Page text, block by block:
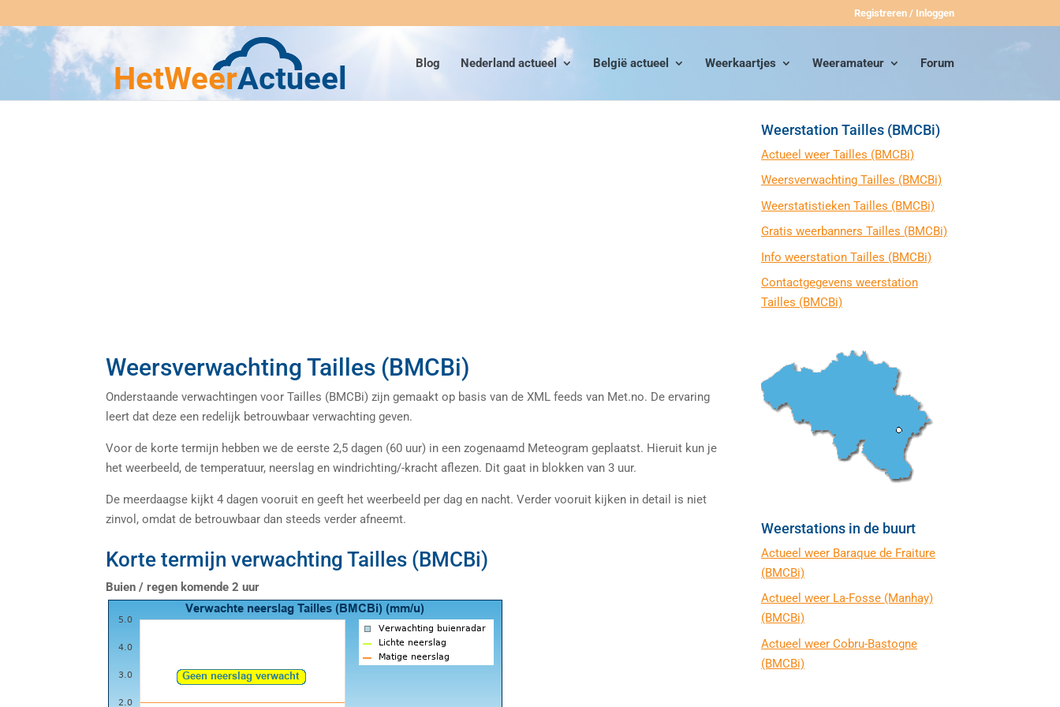
Registreren / Inloggen
Blog Nederland actueel België actueel Weerkaartjes Weeramateur Forum
Weersverwachting Tailles (BMCBi)
Onderstaande verwachtingen voor Tailles (BMCBi) zijn gemaakt op basis van de XML feeds van Met.no. De ervaring
leert dat deze een redelijk betrouwbaar verwachting geven.
Voor de korte termijn hebben we de eerste 2,5 dagen (60 uur) in een zogenaamd Meteogram geplaatst. Hieruit kun je
het weerbeeld, de temperatuur, neerslag en windrichting/-kracht aflezen. Dit gaat in blokken van 3 uur.
De meerdaagse kijkt 4 dagen vooruit en geeft het weerbeeld per dag en nacht. Verder vooruit kijken in detail is niet
zinvol, omdat de betrouwbaar dan steeds verder afneemt.
Korte termijn verwachting Tailles (BMCBi)
Buien / regen komende 2 uur
Weerstation Tailles (BMCBi)
Actueel weer Tailles (BMCBi)
Weersverwachting Tailles (BMCBi)
Weerstatistieken Tailles (BMCBi)
Gratis weerbanners Tailles (BMCBi)
Info weerstation Tailles (BMCBi)
Contactgegevens weerstation
Tailles (BMCBi)
Weerstations in de buurt
Actueel weer Baraque de Fraiture
(BMCBi)
Actueel weer La-Fosse (Manhay)
(BMCBi)
Actueel weer Cobru-Bastogne
(BMCBi)